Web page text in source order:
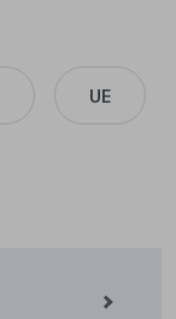
UE
Mês